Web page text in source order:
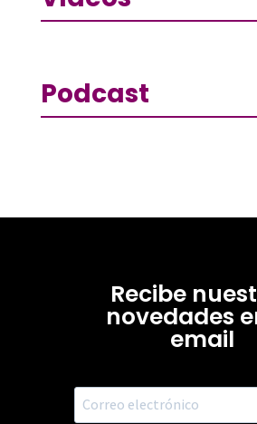
Podcast
Recibe
novedades
email